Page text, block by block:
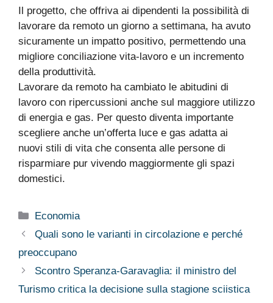
Il progetto, che offriva ai dipendenti la possibilità di
lavorare da remoto un giorno a settimana, ha avuto
sicuramente un impatto positivo, permettendo una
migliore conciliazione vita-lavoro e un incremento
della produttività.
Lavorare da remoto ha cambiato le abitudini di
lavoro con ripercussioni anche sul maggiore utilizzo
di energia e gas. Per questo diventa importante
scegliere anche un’offerta luce e gas adatta ai
nuovi stili di vita che consenta alle persone di
risparmiare pur vivendo maggiormente gli spazi
domestici.
Categorie
Economia
Quali sono le varianti in circolazione e perché
preoccupano
Scontro Speranza-Garavaglia: il ministro del
Turismo critica la decisione sulla stagione sciistica